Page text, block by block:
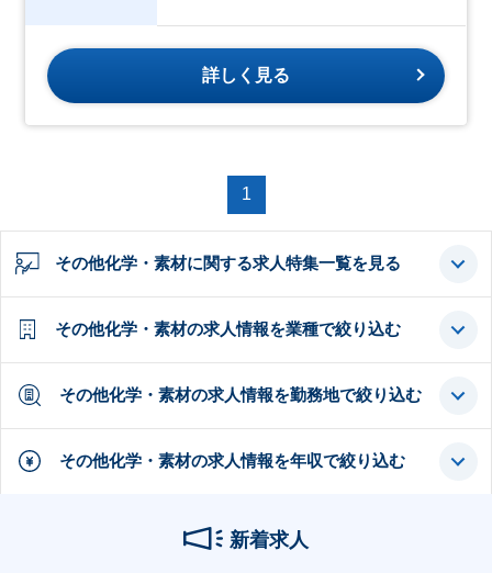
詳しく見る
1
その他化学・素材に関する求人特集一覧を見る
その他化学・素材の求人情報を業種で絞り込む
その他化学・素材の求人情報を勤務地で絞り込む
その他化学・素材の求人情報を年収で絞り込む
新着求人